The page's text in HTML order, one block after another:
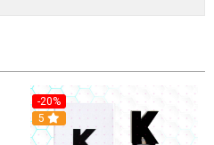
-20%
5